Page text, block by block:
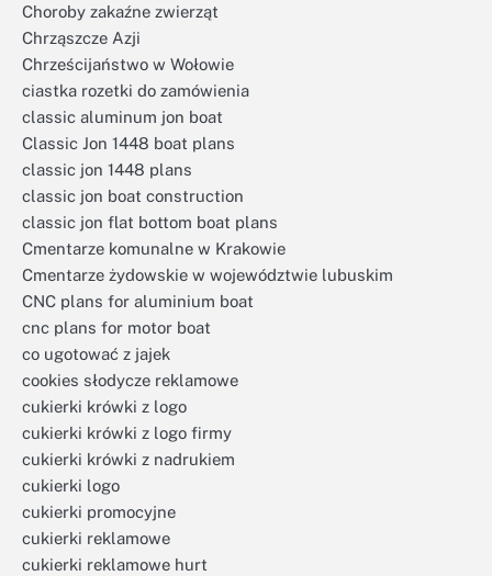
Choroby zakaźne zwierząt
Chrząszcze Azji
Chrześcijaństwo w Wołowie
ciastka rozetki do zamówienia
classic aluminum jon boat
Classic Jon 1448 boat plans
classic jon 1448 plans
classic jon boat construction
classic jon flat bottom boat plans
Cmentarze komunalne w Krakowie
Cmentarze żydowskie w województwie lubuskim
CNC plans for aluminium boat
cnc plans for motor boat
co ugotować z jajek
cookies słodycze reklamowe
cukierki krówki z logo
cukierki krówki z logo firmy
cukierki krówki z nadrukiem
cukierki logo
cukierki promocyjne
cukierki reklamowe
cukierki reklamowe hurt